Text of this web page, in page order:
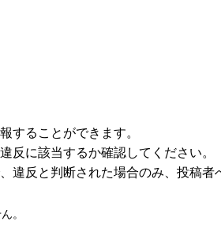
することができます。
反に該当するか確認してください。
違反と判断された場合のみ、投稿者
。